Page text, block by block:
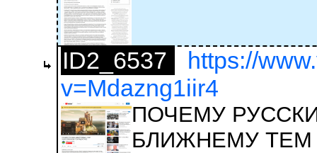
ID2_6537
https://
v=Mdazng1iir4
ПОЧЕМУ
БЛИЖНЕМУ ТЕМ